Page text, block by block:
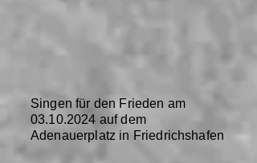
Singen für den Frieden am
03.10.2024 auf dem
Adenauerplatz in Friedrichshafen